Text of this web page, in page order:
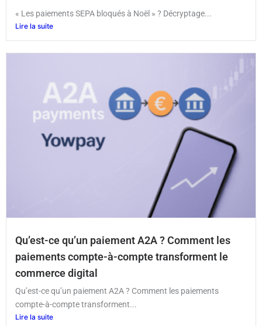
« Les paiements SEPA bloqués à Noël » ? Décryptage...
Lire la suite
Qu’est-ce qu’un paiement A2A ? Comment les
paiements compte-à-compte transforment le
commerce digital
Qu’est-ce qu’un paiement A2A ? Comment les paiements
compte-à-compte transforment...
Lire la suite